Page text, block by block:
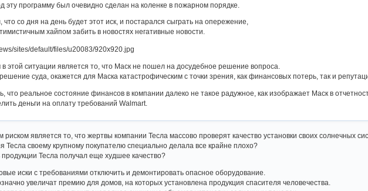
эту программу был очевидно сделан на коленке в пожарном порядке.
что со дня на день будет этот иск, и постарался сыграть на опережение,
хайпом забить в новостях негативные новости.
этой ситуации является то, что Маск не пошел на досудебное решение вопроса.
суда, окажется для Маска катастрофическим с точки зрения, как финансовых потерь, так и
что реальное состояние финансов в компании далеко не такое радужное, как изображает Маск в
деньги на оплату требований Walmart.
является то, что жертвы компании Тесла массово проверят качество установки своих солнечных
Тесла своему крупному покупателю специально делала все крайне плохо?
Тесла получал еще худшее качество?
иски с требованиями отключить и демонтировать опасное оборудование.
увеличат премию для домов, на которых установлена продукция спасителя человечества.